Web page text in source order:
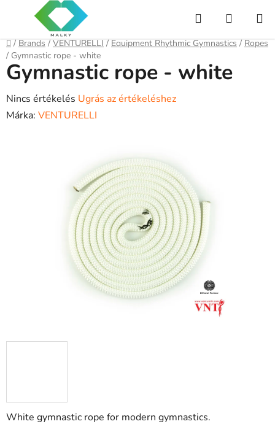
tartalomhoz
KeresésKOSÁR
Kezdőlap
/ Brands / VENTURELLI / Equipment Rhythmic Gymnastics / Ropes
/ Gymnastic rope - white
White gymnastic rope for modern gymnastics.
Gymnastic rope - white
A
termék
Nincs értékelés Ugrás az értékeléshez
Márka: VENTURELLI